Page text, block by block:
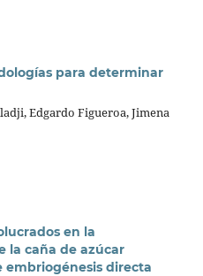
para determinar
Edgardo Figueroa, Jimena
en la
la caña de azúcar
embriogénesis directa